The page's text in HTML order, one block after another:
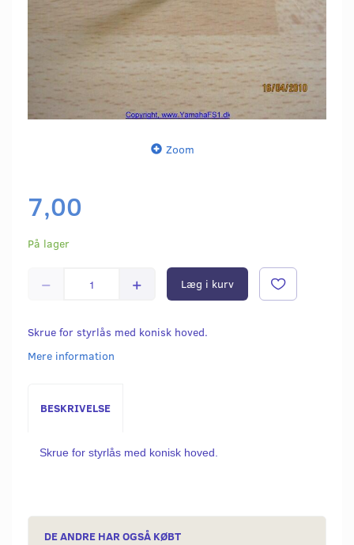
Zoom
7,00
På lager
Læg i kurv
Skrue for styrlås med konisk hoved.
Mere information
BESKRIVELSE
Skrue for styrlås med konisk hoved.
DE ANDRE HAR OGSÅ KØBT